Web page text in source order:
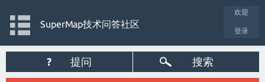
欢迎
登录
SuperMap技术问答社区
? 提问 搜索